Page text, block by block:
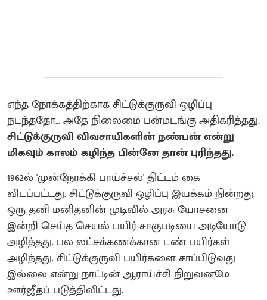
எந்த நோக்கத்திற்காக சிட்டுக்குருவி ஒழிப்பு
நடந்ததோ… அதே நிலைமை பன்மடங்கு அதிகரித்தது.
சிட்டுக்குருவி விவசாயிகளின் நண்பன் என்று
மிகவும் காலம் கழிந்த பின்னே தான் புரிந்தது.
1962ல் 'முன்நோக்கி பாய்ச்சல்' திட்டம் கை
விடப்பட்டது. சிட்டுக்குருவி ஒழிப்பு இயக்கம் நின்றது.
ஒரு தனி மனிதனின் முடிவில் அரசு யோசனை
இன்றி செய்த செயல் பயிர் சாகுபடியை அடியோடு
அழித்தது. பல லட்சக்கணக்கான டண் பயிர்கள்
அழிந்தது. சிட்டுக்குருவி பயிர்களை சாப்பிடுவது
இல்லை என்று நாட்டின் ஆராய்ச்சி நிறுவனமே
ஊர்ஜீதப் படுத்திவிட்டது.